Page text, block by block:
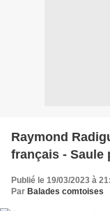
Raymond
français - Saule
Publié le 19/03/2023 à
Par Balades comtoises